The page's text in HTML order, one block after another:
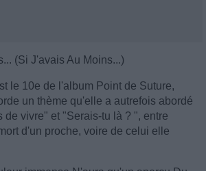
(Si J'avais Au Moins...)
le 10e de l'album Point de Suture,
un thème qu'elle a autrefois abordé
de vivre" et "Serais-tu là ? ", entre
d'un proche, voire de celui elle